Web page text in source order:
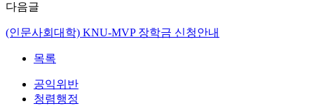
다음글
(인문사회대학) KNU-MVP 장학금 신청안내
목록
공익위반
청렴행정